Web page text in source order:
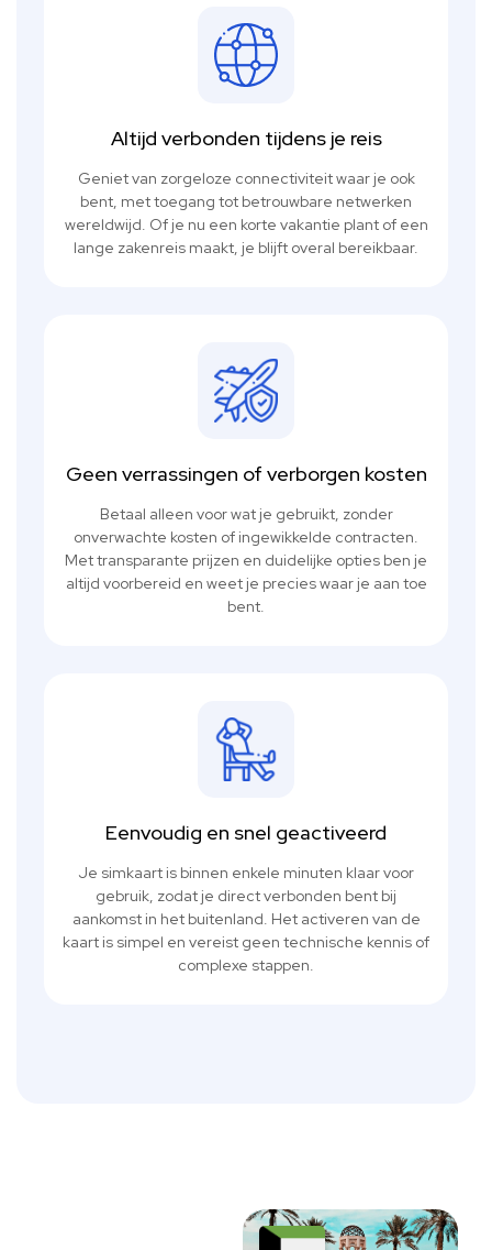
Altijd verbonden tijdens je reis
Geniet van zorgeloze connectiviteit waar je ook
bent, met toegang tot betrouwbare netwerken
wereldwijd. Of je nu een korte vakantie plant of een
lange zakenreis maakt, je blijft overal bereikbaar.
Geen verrassingen of verborgen kosten
Betaal alleen voor wat je gebruikt, zonder
onverwachte kosten of ingewikkelde contracten.
Met transparante prijzen en duidelijke opties ben je
altijd voorbereid en weet je precies waar je aan toe
bent.
Eenvoudig en snel geactiveerd
Je simkaart is binnen enkele minuten klaar voor
gebruik, zodat je direct verbonden bent bij
aankomst in het buitenland. Het activeren van de
kaart is simpel en vereist geen technische kennis of
complexe stappen.